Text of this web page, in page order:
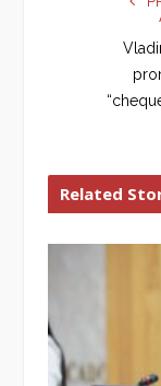
Related